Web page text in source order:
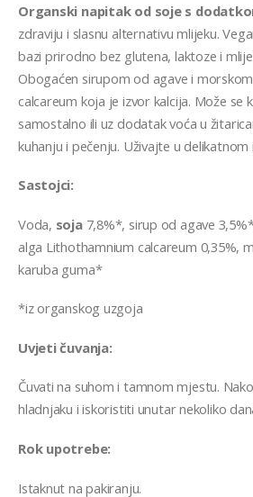
Organski napitak od soje s
zdraviju i slasnu alternativu mlijeku.
bazi prirodno bez glutena, laktoze i
Obogaćen sirupom od agave i
calcareum koja je izvor kalcija. Može se
samostalno ili uz dodatak voća u
kuhanju i pečenju. Uživajte u
Sastojci:
Voda, soja 7,8%*, sirup od agave
alga Lithothamnium calcareum 0,35%,
karuba guma*
*iz organskog uzgoja
Uvjeti čuvanja:
Čuvati na suhom i tamnom mjestu.
hladnjaku i iskoristiti unutar nekoliko
Rok upotrebe:
Istaknut na pakiranju.